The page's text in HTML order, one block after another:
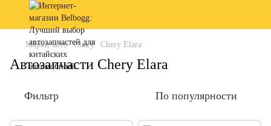
Марки авто Chery Chery Elara
Автозапчасти Chery Elara
Фильтр По популярности